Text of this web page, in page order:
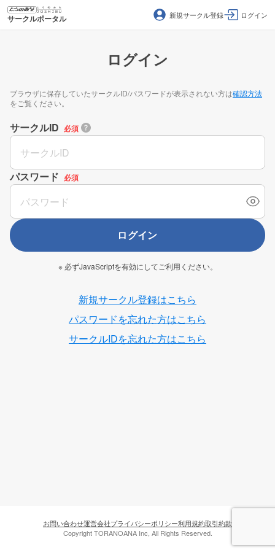
サークルポータル 新規サークル登録 ログイン
ログイン
ブラウザに保存していたサークルID/パスワードが表示されない方は確認方法
をご覧ください。
サークルID 必須
パスワード 必須
ログイン
※ 必ずJavaScriptを有効にしてご利用ください。
新規サークル登録はこちら
パスワードを忘れた方はこちら
サークルIDを忘れた方はこちら
お問い合わせ運営会社プライバシーポリシー利用規約取引約款
Copyright TORANOANA Inc, All Rights Reserved.